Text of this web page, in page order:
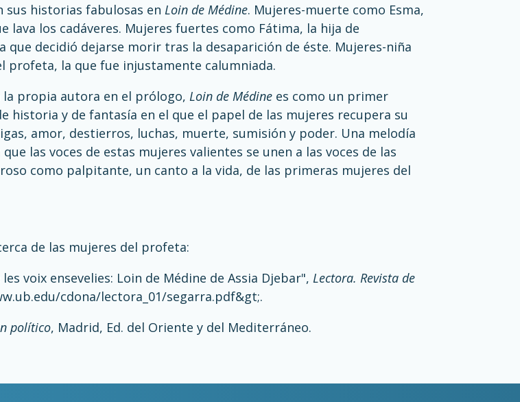
historias fabulosas en Loin de Médine. Mujeres-muerte como Esma,
lava los cadáveres. Mujeres fuertes como Fátima, la hija de
que decidió dejarse morir tras la desaparición de éste. Mujeres-niña
profeta, la que fue injustamente calumniada.
propia autora en el prólogo, Loin de Médine es como un primer
historia y de fantasía en el que el papel de las mujeres recupera su
amor, destierros, luchas, muerte, sumisión y poder. Una melodía
las voces de estas mujeres valientes se unen a las voces de las
como palpitante, un canto a la vida, de las primeras mujeres del
de las mujeres del profeta:
voix ensevelies: Loin de Médine de Assia Djebar", Lectora. Revista de
cdona/lectora_01/segarra.pdf&gt;.
político, Madrid, Ed. del Oriente y del Mediterráneo.